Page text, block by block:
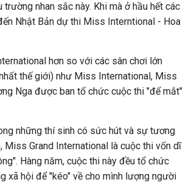
nhan sắc này. Khi mà ở hầu hết các
Nhật Bản dự thi Miss Interntional - Hoa
hơn so với các sân chơi lớn
thế giới) như Miss International, Miss
Nga được ban tổ chức cuộc thi "để mắt"
những thí sinh có sức hút và sự tương
Miss Grand International là cuộc thi vốn dĩ
Hàng năm, cuộc thi này đều tổ chức
xã hội để "kéo" về cho mình lượng người